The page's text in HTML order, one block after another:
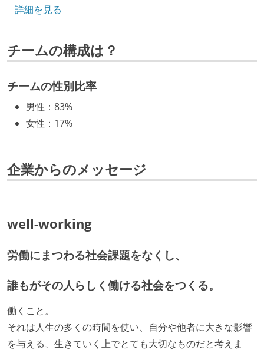
エンジニアの人事評価にエンジニア経験者が関わって
社内で、バックエンドチームからSREチームへの異動
など、キャリア形成を目的とした職域を超えての積極
的な異動が推奨され、実施されている
ついて話す場が設けられている
年収800万円以上のエンジニアに、マネジメントの役
技術カルチャー
取締役（社内）または執行役員として、エンジニアリ
経営トップがエンジニア出身、または現役のエンジニ
アである
社外から登壇を依頼・指名を受けるようなエンジニア
が在籍している
エンジニアが自発的に外部のイベントやカンファレン
スに登壇している
詳細を見る
チームの構成は？
チームの性別比率
男性 ： 83%
女性 ： 17%
企業からのメッセージ
well-working
労働にまつわる社会課題をなくし、
誰もがその人らしく働ける社会をつくる。
働くこと。
それは人生の多くの時間を使い、自分や他者に大きな影響
を与える、生きていく上でとても大切なものだと考えま